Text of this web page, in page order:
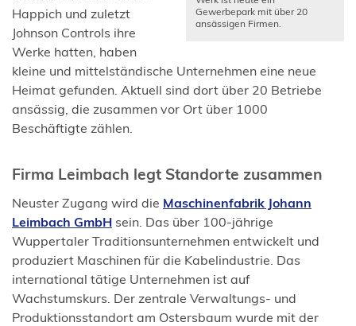
Gewerbepark mit über 20
ansässigen Firmen.
Happich und zuletzt
Johnson Controls ihre
Werke hatten, haben
kleine und mittelständische Unternehmen eine neue
Heimat gefunden. Aktuell sind dort über 20 Betriebe
ansässig, die zusammen vor Ort über 1000
Beschäftigte zählen.
Firma Leimbach legt Standorte zusammen
Neuster Zugang wird die Maschinenfabrik Johann
Leimbach GmbH
(Öffnet
einem
neuen
Tab)
sein. Das über 100-jährige
Wuppertaler Traditionsunternehmen entwickelt und
produziert Maschinen für die Kabelindustrie. Das
international tätige Unternehmen ist auf
Wachstumskurs. Der zentrale Verwaltungs- und
Produktionsstandort am Ostersbaum wurde mit der